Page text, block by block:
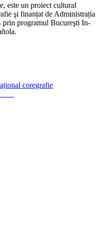
este un proiect cultural
şi finanțat de Administrația
programul Bucureşti In-
coregrafie